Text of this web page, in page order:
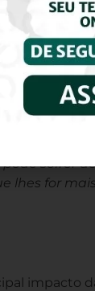
uma
uma nova
o partido
da
Será que o
e, em
Oliveira.
sofrer
for
impacto